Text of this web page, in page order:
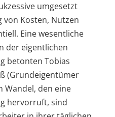
umgesetzt
von Kosten, Nutzen
Eine wesentliche
der eigentlichen
betonten Tobias
(Grundeigentümer
Wandel, den eine
hervorruft, sind